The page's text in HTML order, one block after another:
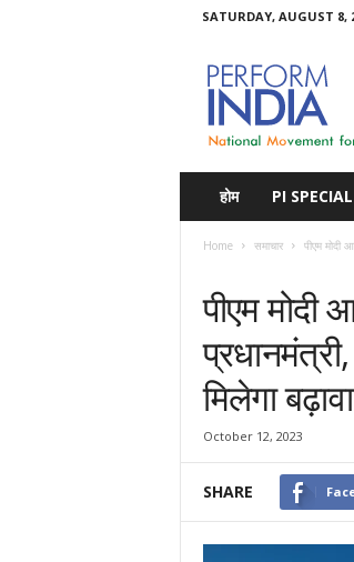
SATURDAY, AUGUST 8,
होम PI SPECIAL
Home समाचार पीएम मोदी
पीएम
मिलेगा बढ़ावा
October 12, 2023
SHARE